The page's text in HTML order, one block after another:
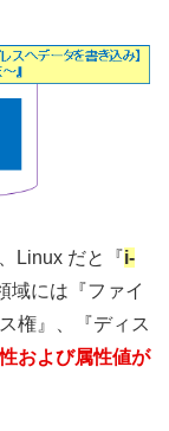
Linux だと『i-
域には『ファイ
権』、『ディス
および属性値が